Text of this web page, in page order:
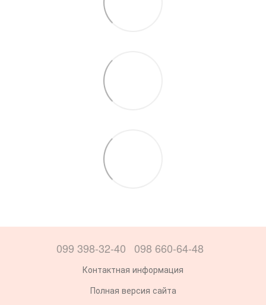
099 398-32-40 098 660-64-48
Контактная информация
Полная версия сайта